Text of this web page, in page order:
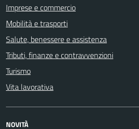
Imprese e commercio
Mobilità e trasporti
Salute, benessere e assistenza
Tributi, finanze e contravvenzioni
Turismo
Vita lavorativa
NOVITÀ